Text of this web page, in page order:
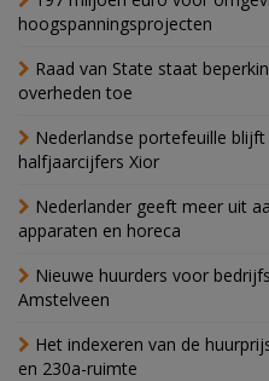
hoogspanningsprojecten
Raad van State staat
overheden toe
Nederlandse portefeuille
halfjaarcijfers Xior
Nederlander geeft meer uit
apparaten en horeca
Nieuwe huurders voor
Amstelveen
Het indexeren van de
en 230a-ruimte